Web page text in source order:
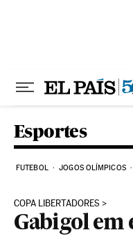
Esportes
FUTEBOL JOGOS OLÍMPICOS
COPA LIBERTADORES
Gabigol em